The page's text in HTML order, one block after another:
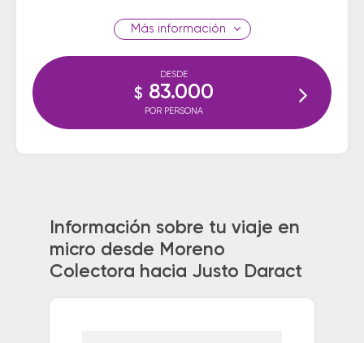
información
DESDE
$ 83.000
POR PERSONA
Información sobre tu viaje en
micro desde Moreno
Colectora hacia Justo Daract